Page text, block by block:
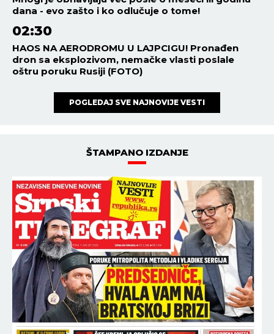
dana - evo zašto i ko odlučuje o tome!
02:30
HAOS NA AERODROMU U LAJPCIGU! Pronađen
dron sa eksplozivom, nemačke vlasti poslale
oštru poruku Rusiji (FOTO)
POGLEDAJ SVE NAJNOVIJE VESTI
ŠTAMPANO IZDANJE